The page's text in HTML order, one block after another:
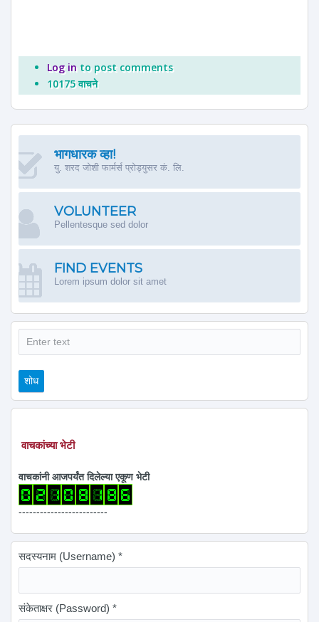
Log in to post comments
10175 वाचने
भागधारक व्हा!
यु. शरद जोशी फार्मर्स प्रोड्युसर कं. लि.
VOLUNTEER
Pellentesque sed dolor
FIND EVENTS
Lorem ipsum dolor sit amet
शोध
शोध
वाचकांच्या भेटी
वाचकांनी आजपर्यंत दिलेल्या एकूण भेटी
-------------------------
सदस्यनाम (Username) *
संकेताक्षर (Password) *